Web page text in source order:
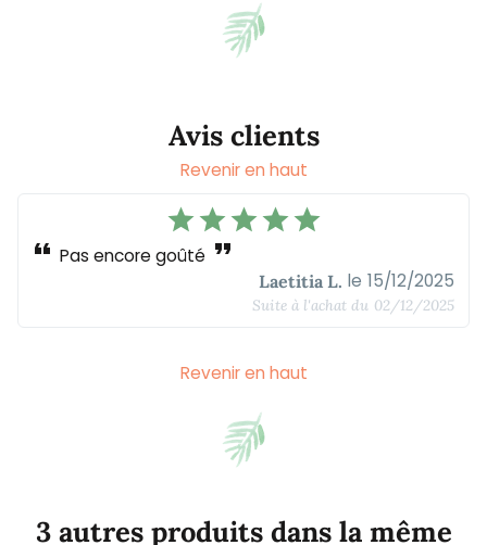
Avis clients
Revenir en haut
star star star star star
format_quote Pas encore goûté format_quote
Laetitia L. le 15/12/2025
Suite à l'achat du 02/12/2025
Revenir en haut
3 autres produits dans la même